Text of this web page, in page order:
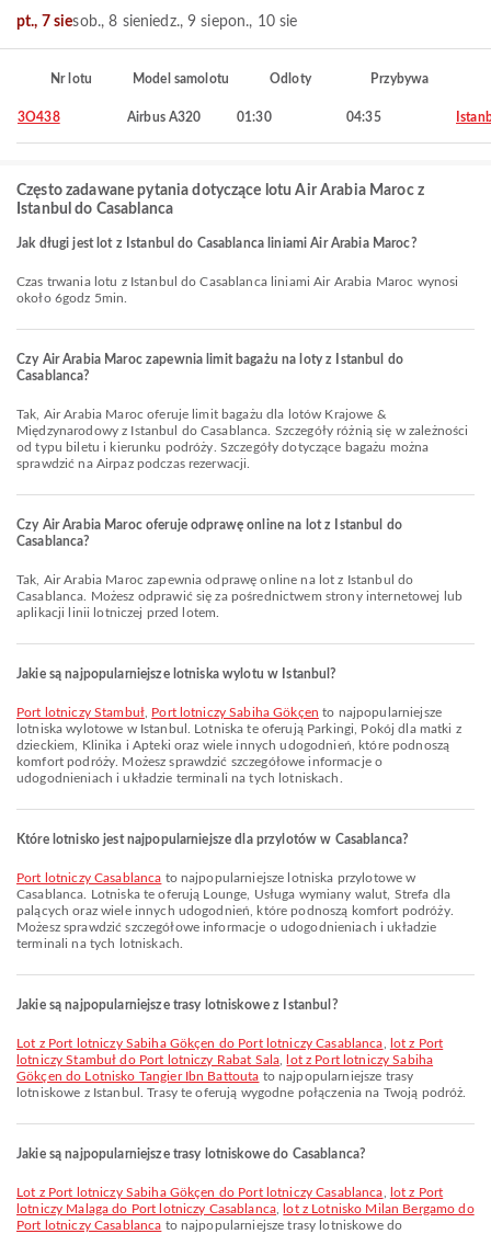
pt., 7 siesob., 8 sieniedz., 9 siepon., 10 sie
Nr lotu Model samolotu Odloty Przybywa
3O438 Airbus A320 01:30 04:35
Często zadawane pytania dotyczące lotu Air Arabia Maroc z
Istanbul do Casablanca
Jak długi jest lot z Istanbul do Casablanca liniami Air Arabia Maroc?
Czas trwania lotu z Istanbul do Casablanca liniami Air Arabia Maroc wynosi
około 6godz 5min.
Czy Air Arabia Maroc zapewnia limit bagażu na loty z Istanbul do
Casablanca?
Tak, Air Arabia Maroc oferuje limit bagażu dla lotów Krajowe &
Międzynarodowy z Istanbul do Casablanca. Szczegóły różnią się w zależności
od typu biletu i kierunku podróży. Szczegóły dotyczące bagażu można
sprawdzić na Airpaz podczas rezerwacji.
Czy Air Arabia Maroc oferuje odprawę online na lot z Istanbul do
Casablanca?
Tak, Air Arabia Maroc zapewnia odprawę online na lot z Istanbul do
Casablanca. Możesz odprawić się za pośrednictwem strony internetowej lub
aplikacji linii lotniczej przed lotem.
Jakie są najpopularniejsze lotniska wylotu w Istanbul?
Port lotniczy Stambuł, Port lotniczy Sabiha Gökçen to najpopularniejsze
lotniska wylotowe w Istanbul. Lotniska te oferują Parkingi, Pokój dla matki z
dzieckiem, Klinika i Apteki oraz wiele innych udogodnień, które podnoszą
komfort podróży. Możesz sprawdzić szczegółowe informacje o
udogodnieniach i układzie terminali na tych lotniskach.
Które lotnisko jest najpopularniejsze dla przylotów w Casablanca?
Port lotniczy Casablanca to najpopularniejsze lotniska przylotowe w
Casablanca. Lotniska te oferują Lounge, Usługa wymiany walut, Strefa dla
palących oraz wiele innych udogodnień, które podnoszą komfort podróży.
Możesz sprawdzić szczegółowe informacje o udogodnieniach i układzie
terminali na tych lotniskach.
Jakie są najpopularniejsze trasy lotniskowe z Istanbul?
lot z Port lotniczy Sabiha Gökçen do Port lotniczy Casablanca
lot z Port
lotniczy Stambuł do Port lotniczy Rabat Sala
lot z Port lotniczy Sabiha
Gökçen do Lotnisko Tangier Ibn Battouta to najpopularniejsze trasy
lotniskowe z Istanbul. Trasy te oferują wygodne połączenia na Twoją podróż.
Jakie są najpopularniejsze trasy lotniskowe do Casablanca?
lot z Port lotniczy Sabiha Gökçen do Port lotniczy Casablanca
lot z Port
lotniczy Malaga do Port lotniczy Casablanca
lot z Lotnisko Milan Bergamo do
Port lotniczy Casablanca to najpopularniejsze trasy lotniskowe do